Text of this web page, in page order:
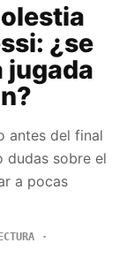
¿se
jugada
antes del final
dudas sobre el
a pocas